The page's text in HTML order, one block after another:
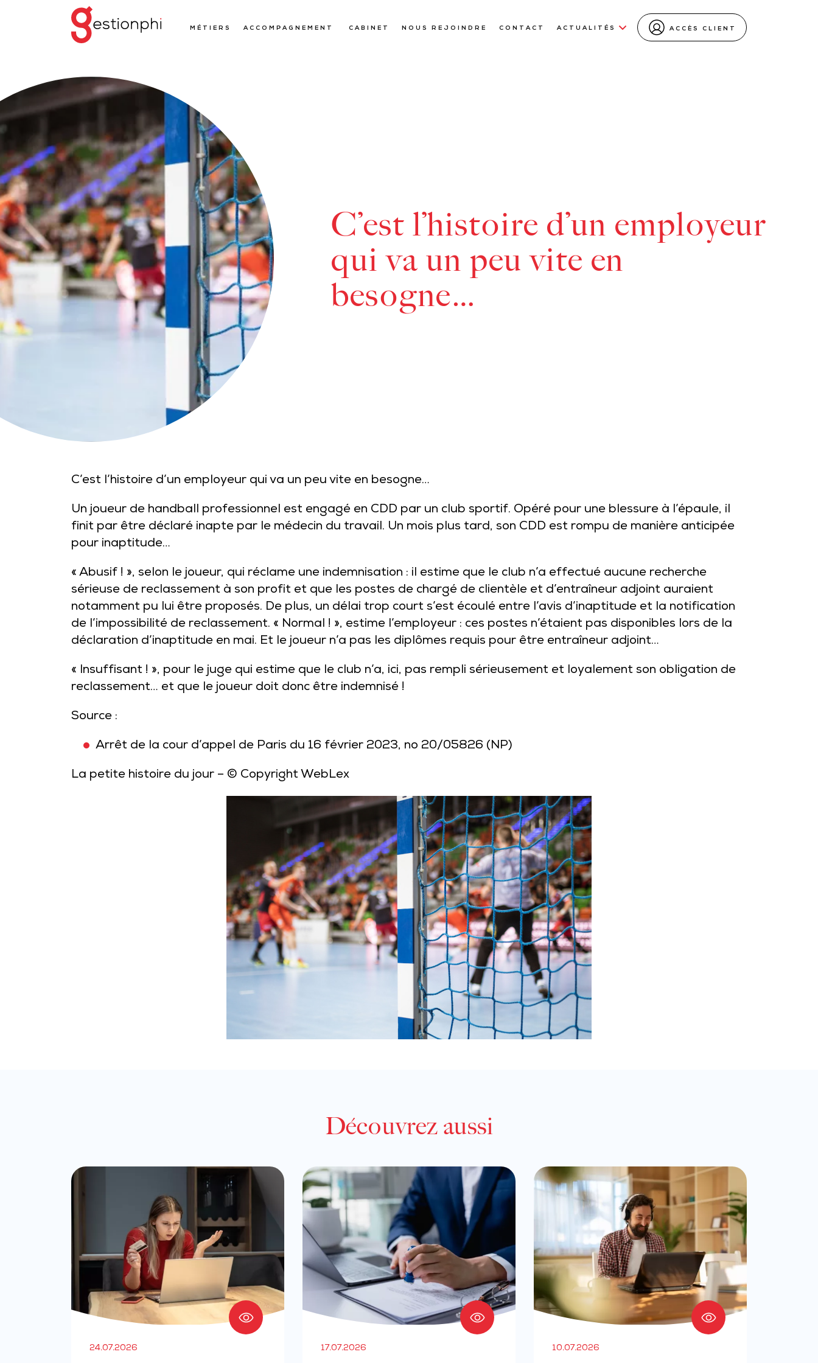
MÉTIERS ACCOMPAGNEMENT CABINET NOUS REJOINDRE CONTACT ACTUALITÉS ACCÈS CLIENT
C’est l’histoire d’un employeur
qui va un peu vite en
besogne…
C’est l’histoire d’un employeur qui va un peu vite en besogne…
Un joueur de handball professionnel est engagé en CDD par un club sportif. Opéré pour une blessure à l’épaule, il
finit par être déclaré inapte par le médecin du travail. Un mois plus tard, son CDD est rompu de manière anticipée
pour inaptitude…
« Abusif ! », selon le joueur, qui réclame une indemnisation : il estime que le club n’a effectué aucune recherche
sérieuse de reclassement à son profit et que les postes de chargé de clientèle et d’entraîneur adjoint auraient
notamment pu lui être proposés. De plus, un délai trop court s’est écoulé entre l’avis d’inaptitude et la notification
de l’impossibilité de reclassement. « Normal ! », estime l’employeur : ces postes n’étaient pas disponibles lors de la
déclaration d’inaptitude en mai. Et le joueur n’a pas les diplômes requis pour être entraîneur adjoint…
« Insuffisant ! », pour le juge qui estime que le club n’a, ici, pas rempli sérieusement et loyalement son obligation de
reclassement… et que le joueur doit donc être indemnisé !
Source :
Arrêt de la cour d’appel de Paris du 16 février 2023, no 20/05826 (NP)
La petite histoire du jour – © Copyright WebLex
Découvrez aussi
24.07.2026 17.07.2026 10.07.2026